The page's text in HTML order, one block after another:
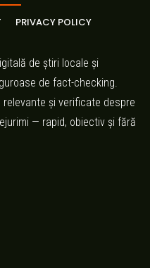
PRIVACY POLICY
de știri locale și
de fact-checking.
și verificate despre
— rapid, obiectiv și fără